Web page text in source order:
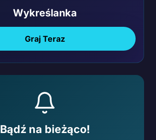
Wykreślanka
Graj Teraz
Bądź na bieżąco!